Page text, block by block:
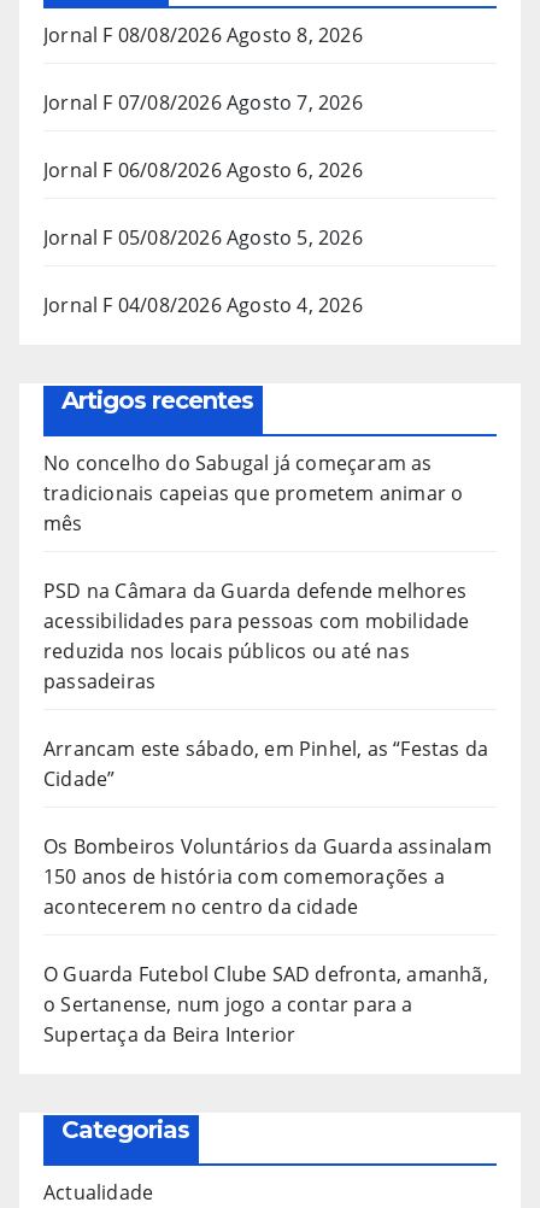
Jornal F 08/08/2026Agosto 8, 2026
Jornal F 07/08/2026Agosto 7, 2026
Jornal F 06/08/2026Agosto 6, 2026
Jornal F 05/08/2026Agosto 5, 2026
Jornal F 04/08/2026Agosto 4, 2026
Artigos recentes
No concelho do Sabugal já começaram as
tradicionais capeias que prometem animar o
mês
PSD na Câmara da Guarda defende melhores
acessibilidades para pessoas com mobilidade
reduzida nos locais públicos ou até nas
passadeiras
Arrancam este sábado, em Pinhel, as “Festas da
Cidade”
Os Bombeiros Voluntários da Guarda assinalam
150 anos de história com comemorações a
acontecerem no centro da cidade
O Guarda Futebol Clube SAD defronta, amanhã,
o Sertanense, num jogo a contar para a
Supertaça da Beira Interior
Categorias
Actualidade